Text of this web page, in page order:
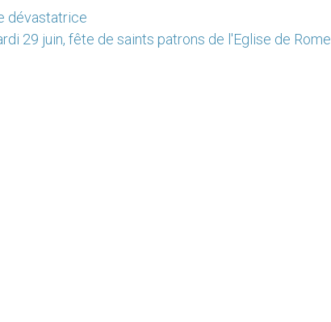
dévastatrice
29 juin, fête de saints patrons de l'Eglise de Rome